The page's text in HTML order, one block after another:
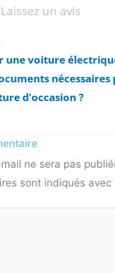
Laissez un avis
une voiture
nécessaires
d’occasion ?
ne sera pas
sont indiqués avec